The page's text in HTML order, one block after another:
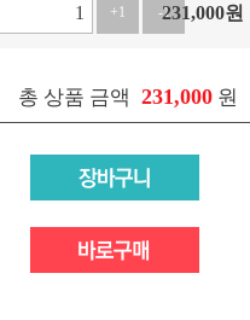
+1 -1231,000원
총 상품 금액 231,000 원